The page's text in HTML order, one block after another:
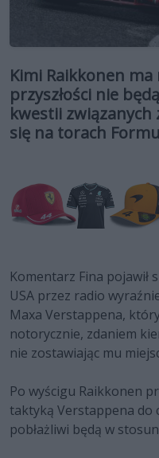
Kimi Raikkonen
przyszłości nie
kwestii
się na torach
Komentarz Fina pojawił
USA przez radio
Maxa Verstappena,
notorycznie, zdaniem
nie zostawiając mu
Po wyścigu Raikkonen
taktyką Verstappena do
pobłażliwi będą w